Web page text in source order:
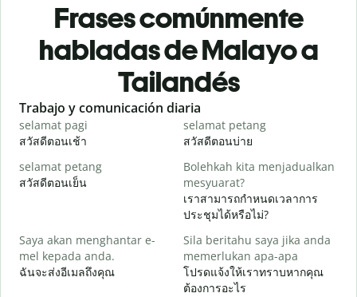
Frases comúnmente
habladas de Malayo a
Tailandés
Slide 1 of 6
Trabajo y comunicación diaria
selamat pagi
สวัสดีตอนเช้า
selamat petang
สวัสดีตอนบ่าย
selamat petang
สวัสดีตอนเย็น
Bolehkah kita menjadualkan
mesyuarat?
เราสามารถกำหนดเวลาการ
ประชุมได้หรือไม่?
Saya akan menghantar e-
mel kepada anda.
ฉันจะส่งอีเมลถึงคุณ
Sila beritahu saya jika anda
memerlukan apa-apa
โปรดแจ้งให้เราทราบหากคุณ
ต้องการอะไร